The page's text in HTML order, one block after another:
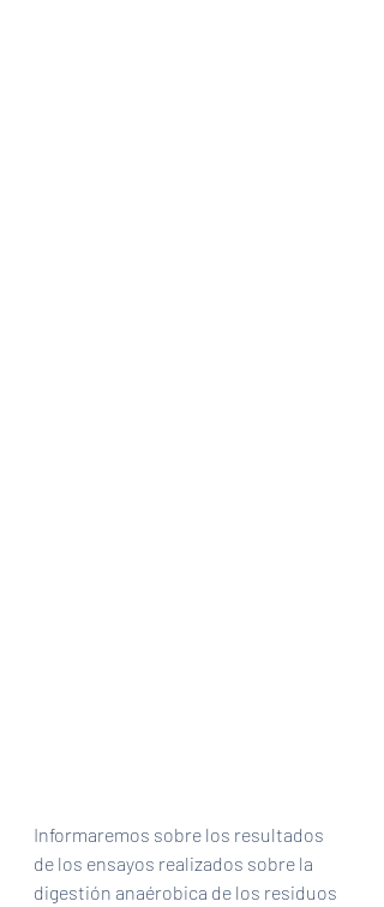
Informaremos sobre los resultados
de los ensayos realizados sobre la
digestión anaérobica de los residuos